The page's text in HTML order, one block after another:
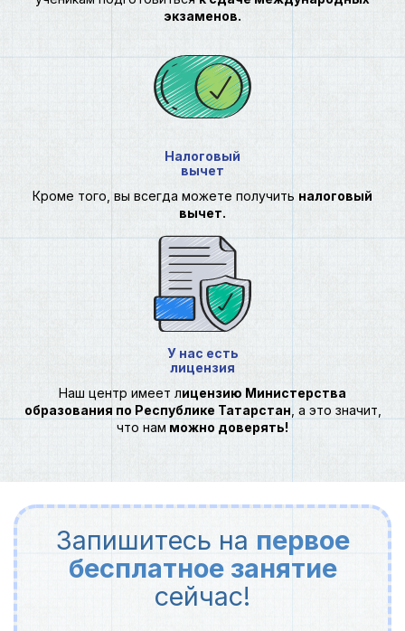
экзаменов.
Налоговый
вычет
Кроме того, вы всегда можете получить налоговый
вычет.
У нас есть
лицензия
Наш центр имеет лицензию Министерства
образования по Республике Татарстан , а это значит,
что нам можно доверять!
Запишитесь на первое
бесплатное занятие
сейчас!